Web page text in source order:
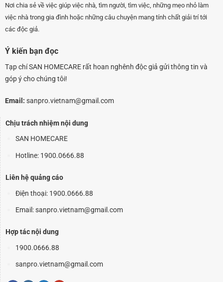
Nơi chia sẻ về việc giúp việc nhà, tìm người, tìm việc, những mẹo nhỏ làm
việc nhà trong gia đình hoặc những câu chuyện mang tính chất giải trí tới
các độc giả.
Ý kiến bạn đọc
Tạp chí SAN HOMECARE rất hoan nghênh độc giả gửi thông tin và
góp ý cho chúng tôi!
Email: sanpro.vietnam@gmail.com
Chịu trách nhiệm nội dung
SAN HOMECARE
Hotline: 1900.0666.88
Liên hệ quảng cáo
Điện thoại: 1900.0666.88
Email: sanpro.vietnam@gmail.com
Hợp tác nội dung
1900.0666.88
sanpro.vietnam@gmail.com